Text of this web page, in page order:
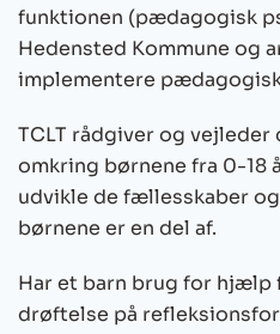
funktionen (pædagogisk
Hedensted Kommune og
implementere
TCLT rådgiver og vejleder
omkring børnene fra 0-18
udvikle de fællesskaber
børnene er en del af.
Har et barn brug for hjælp
drøftelse på